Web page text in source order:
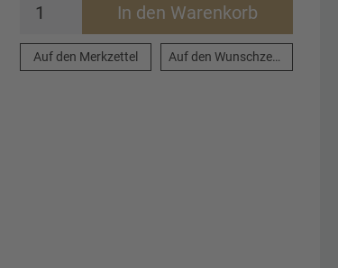
In den Warenkorb
Auf den Merkzettel Auf den Wunschzettel